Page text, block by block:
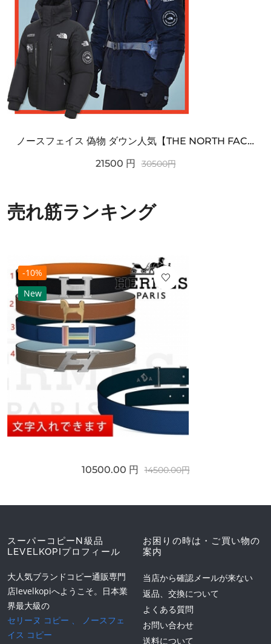
ノースフェイス 偽物 ダウン人気【THE NORTH FACE】M'S 7 SUMMIT HIM...
21500 円 30500円
売れ筋ランキング
-10%
New
10500.00 円 14500.00円
スーパーコピーN級品
LEVELKOPIプロフィール
大人気ブランドコピー通販専門
店levelkopiへようこそ。日本業
界最大級の
セリーヌ コピー 、
ノースフェ
イス コピー
お困りの時は・ご買い物の
案内
当店から確認メールが来ない
返品、交換について
よくある質問
お問い合わせ
送料について